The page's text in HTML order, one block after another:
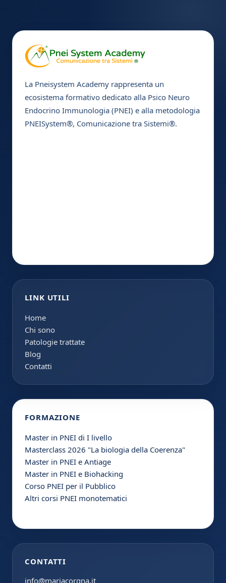
La Pneisystem Academy rappresenta un
ecosistema formativo dedicato alla Psico Neuro
Endocrino Immunologia (PNEI) e alla metodologia
PNEISystem®, Comunicazione tra Sistemi®.
LINK UTILI
Home
Chi sono
Patologie trattate
Blog
Contatti
FORMAZIONE
Master in PNEI di I livello
Masterclass 2026 "La biologia della Coerenza"
Master in PNEI e Antiage
Master in PNEI e Biohacking
Corso PNEI per il Pubblico
Altri corsi PNEI monotematici
CONTATTI
info@mariacorgna.it